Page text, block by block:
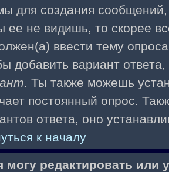
для создания
ее не видишь, то скорее
ввести тему
добавить вариант
. Ты также можешь
постоянный опрос.
ответа, оно
к началу
могу редактировать или